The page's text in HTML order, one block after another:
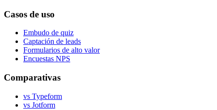
Casos de uso
Embudo de quiz
Captación de leads
Formularios de alto valor
Encuestas NPS
Comparativas
vs Typeform
vs Jotform